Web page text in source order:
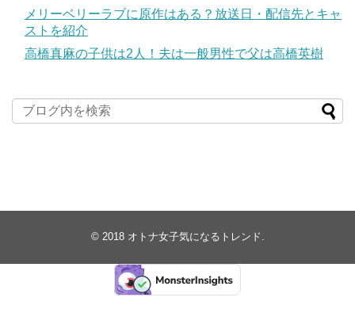
メリーベリーラブに原作はある？放送日・配信先とキャ
ストを紹介
高橋真麻の子供は2人！夫は一般男性で父は高橋英樹
© 2018 オトナ女子気になるトレンド.